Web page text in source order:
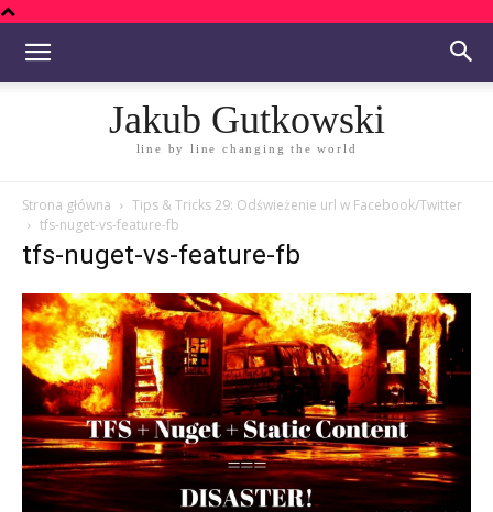
Jakub Gutkowski
line by line changing the world
Strona główna
Tips & Tricks 29: Odświeżenie url w Facebook/Twitter
tfs-nuget-vs-feature-fb
tfs-nuget-vs-feature-fb